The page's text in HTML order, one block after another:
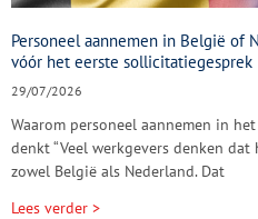
Personeel aannemen in België of
vóór het eerste sollicitatiegesprek
29/07/2026
Waarom personeel aannemen in
denkt “Veel werkgevers denken
zowel België als Nederland. Dat
Lees verder >